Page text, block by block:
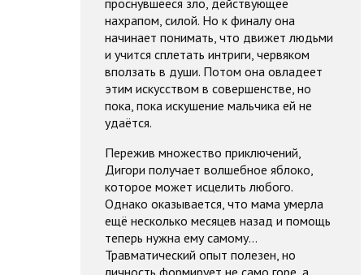
проснувшееся зло, действующее
нахрапом, силой. Но к финалу она
начинает понимать, что движет людьми
и учится сплетать интриги, червяком
вползать в души. Потом она овладеет
этим искусством в совершенстве, но
пока, пока искушение мальчика ей не
удаётся.
Пережив множество приключений,
Дигори получает волшебное яблоко,
которое может исцелить любого.
Однако оказывается, что мама умерла
ещё несколько месяцев назад и помощь
теперь нужна ему самому…
Травматический опыт полезен, но